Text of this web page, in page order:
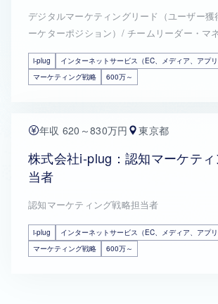
デジタルマーケティングリード（ユーザー獲
ーケターポジション）/ チームリーダー・マ
i-plug
インターネットサービス（EC、メディア、アプリ
マーケティング戦略
600万～
年収 620～830万円 東京都
株式会社i-plug：認知マーケテ
当者
認知マーケティング戦略担当者
i-plug
インターネットサービス（EC、メディア、アプリ
マーケティング戦略
600万～